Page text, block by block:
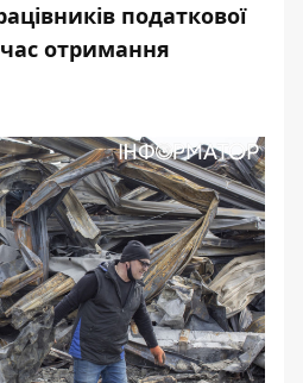
податкової
отримання